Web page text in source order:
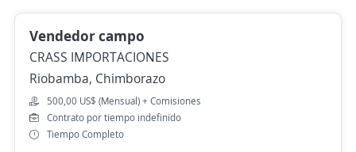
Vendedor campo
CRASS IMPORTACIONES
Riobamba, Chimborazo
500,00 US$ (Mensual) + Comisiones
Contrato por tiempo indefinido
Tiempo Completo